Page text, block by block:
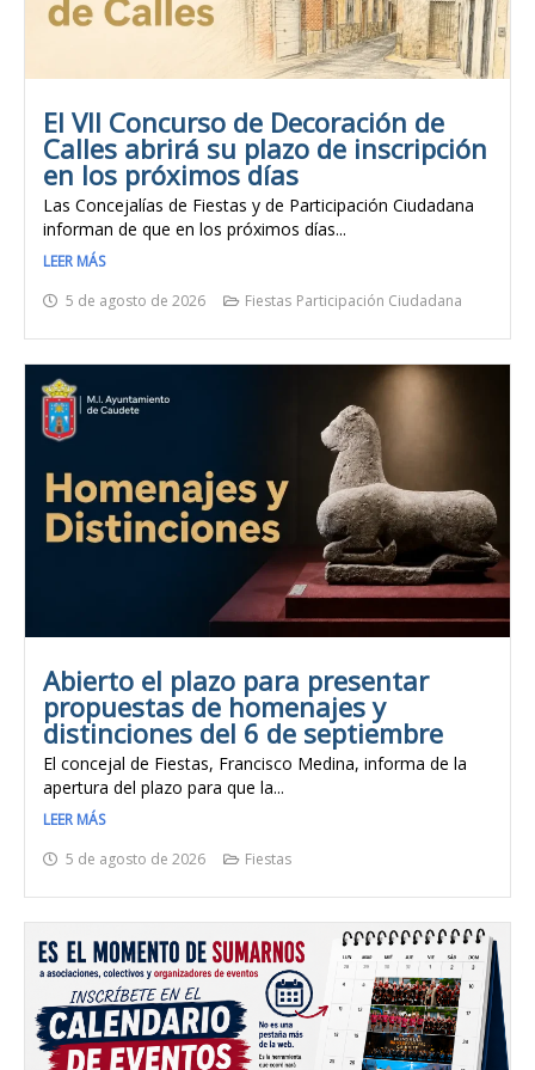
El VII Concurso de Decoración de
Calles abrirá su plazo de inscripción
en los próximos días
Las Concejalías de Fiestas y de Participación Ciudadana
informan de que en los próximos días...
LEER MÁS
5 de agosto de 2026
Fiestas Participación Ciudadana
Abierto el plazo para presentar
propuestas de homenajes y
distinciones del 6 de septiembre
El concejal de Fiestas, Francisco Medina, informa de la
apertura del plazo para que la...
LEER MÁS
5 de agosto de 2026
Fiestas